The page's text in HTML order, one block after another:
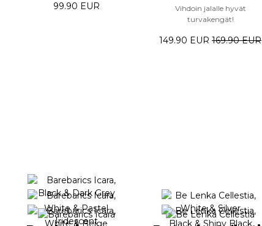
99.90 EUR
Vihdoin jalalle hyvät
turvakengät!
149.90 EUR 169.90 EUR